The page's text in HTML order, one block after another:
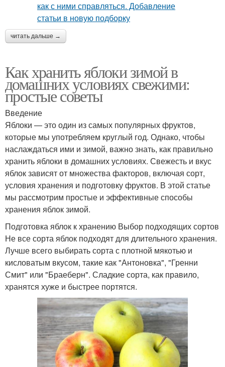
читать дальше →
Как хранить яблоки зимой в
домашних условиях свежими:
простые советы
Введение
Яблоки — это один из самых популярных фруктов,
которые мы употребляем круглый год. Однако, чтобы
наслаждаться ими и зимой, важно знать, как правильно
хранить яблоки в домашних условиях. Свежесть и вкус
яблок зависят от множества факторов, включая сорт,
условия хранения и подготовку фруктов. В этой статье
мы рассмотрим простые и эффективные способы
хранения яблок зимой.
Подготовка яблок к хранению Выбор подходящих сортов
Не все сорта яблок подходят для длительного хранения.
Лучше всего выбирать сорта с плотной мякотью и
кисловатым вкусом, такие как "Антоновка", "Гренни
Смит" или "Браеберн". Сладкие сорта, как правило,
хранятся хуже и быстрее портятся.